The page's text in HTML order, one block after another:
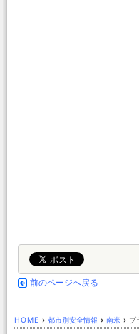
前のページへ戻る
HOME › 都市別安全情報 › 南米 › ブ